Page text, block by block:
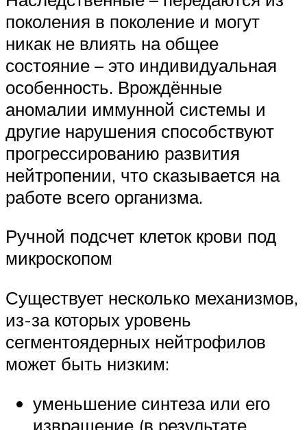
поколения в поколение и могут
никак не влиять на общее
состояние – это индивидуальная
особенность. Врождённые
аномалии иммунной системы и
другие нарушения способствуют
прогрессированию развития
нейтропении, что сказывается на
работе всего организма.
Ручной подсчет клеток крови под
микроскопом
Существует несколько механизмов,
из-за которых уровень
сегментоядерных нейтрофилов
может быть низким:
уменьшение синтеза или его
извращение (в результате